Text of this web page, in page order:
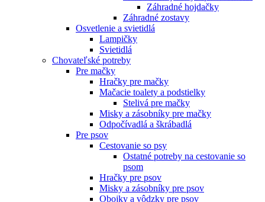
Záhradné hojdačky
Záhradné zostavy
Osvetlenie a svietidlá
Lampičky
Svietidlá
Chovateľské potreby
Pre mačky
Hračky pre mačky
Mačacie toalety a podstielky
Stelivá pre mačky
Misky a zásobníky pre mačky
Odpočívadlá a škrábadlá
Pre psov
Cestovanie so psy
Ostatné potreby na cestovanie so
psom
Hračky pre psov
Misky a zásobníky pre psov
Obojky a vôdzky pre psov